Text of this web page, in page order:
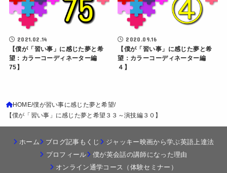
2021.02.14
【僕が「習い事」に感じた夢と希
望：カラーコーディネーター編
75】
2020.09.16
【僕が「習い事」に感じた夢と希
望：カラーコーディネーター編
４】
HOME 僕が習い事に感じた夢と希望
【僕が「習い事」に感じた夢と希望３３～演技編３０】
ホーム ブログ記事もくじ
ジャッキー映画から学ぶ英語上達法
プロフィール
僕が英会話の講師になった理由
オンライン通学コース（体験セミナー）